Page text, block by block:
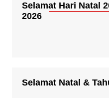
Selamat Hari Natal
2026
Selamat Natal &